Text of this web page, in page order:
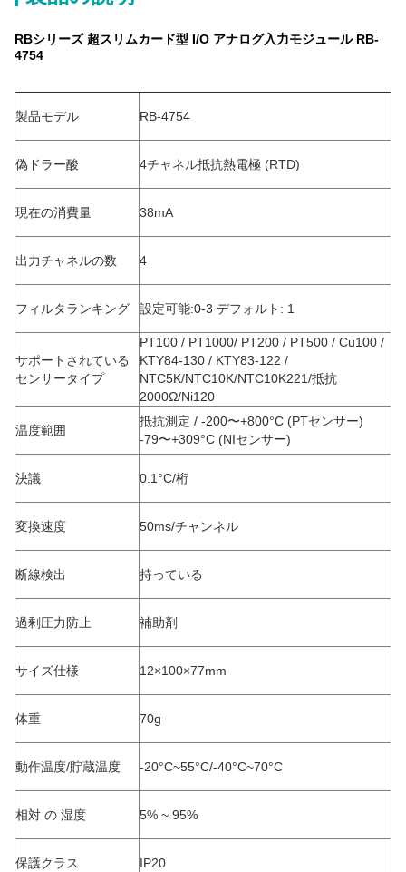
RBシリーズ 超スリムカード型 I/O アナログ入力モジュール RB-
4754
製品モデル RB-4754
偽ドラー酸 4チャネル抵抗熱電極 (RTD)
現在の消費量 38mA
出力チャネルの数 4
フィルタランキング 設定可能:0-3 デフォルト: 1
サポートされている
センサータイプ
PT100 / PT1000/ PT200 / PT500 / Cu100 /
KTY84-130 / KTY83-122 /
NTC5K/NTC10K/NTC10K221/抵抗
2000Ω/Ni120
温度範囲
抵抗測定 / -200〜+800°C (PTセンサー)
-79〜+309°C (NIセンサー)
決議 0.1°C/桁
変換速度 50ms/チャンネル
断線検出 持っている
過剰圧力防止 補助剤
サイズ仕様 12×100×77mm
体重 70g
動作温度/貯蔵温度 -20°C~55°C/-40°C~70°C
相対 の 湿度 5% ~ 95%
保護クラス IP20